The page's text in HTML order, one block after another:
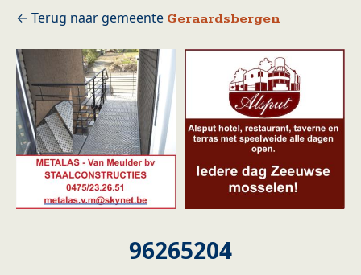
Geraardsbergen
96265204